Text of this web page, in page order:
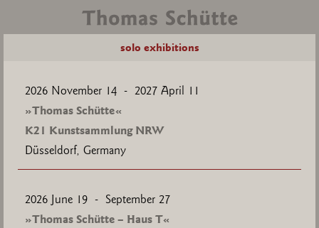
solo exhibitions
2026 November 14 - 2027 April 11
»Thomas Schütte«
K21 Kunstsammlung NRW
Düsseldorf, Germany
2026 June 19 - September 27
»Thomas Schütte – Haus T«